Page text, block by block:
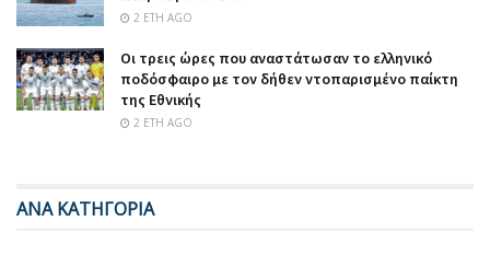
2 ΈΤΗ AGO
Οι τρεις ώρες που αναστάτωσαν το ελληνικό
ποδόσφαιρο με τον δήθεν ντοπαρισμένο παίκτη
της Εθνικής
2 ΈΤΗ AGO
ΑΝΑ ΚΑΤΗΓΟΡΙΑ